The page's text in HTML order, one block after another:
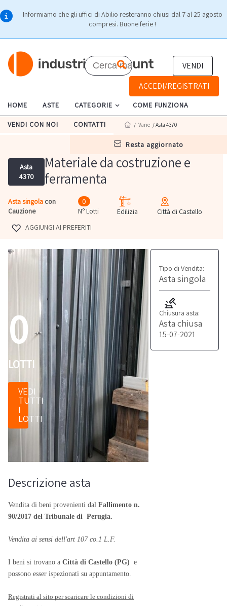
Informiamo che gli uffici di Abilio resteranno chiusi dal 7 al 25 agosto
compresi. Buone ferie !
VENDI
ACCEDI/REGISTRATI
HOME ASTE CATEGORIE COME FUNZIONA
VENDI CON NOI CONTATTI
resta aggiornato
/ Varie / Asta 4370
Asta
4370
Materiale da costruzione e
ferramenta
Asta singola con
Cauzione
0
N° Lotti
Edilizia
Città di Castello
AGGIUNGI AI PREFERITI
0
LOTTI
VEDI
TUTTI
I
LOTTI
Tipo di Vendita:
Asta singola
Chiusura asta:
Asta chiusa
15-07-2021
Descrizione asta
Vendita di beni provenienti dal Fallimento n.
90/2017 del Tribunale di Perugia.
Vendita ai sensi dell'art 107 co.1 L.F.
I beni si trovano a Città di Castello (PG) e
possono esser ispezionati su appuntamento.
Registrati al sito per scaricare le condizioni di